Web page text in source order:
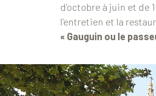
d’octobre à juin et de
l’entretien et la
« Gauguin ou le